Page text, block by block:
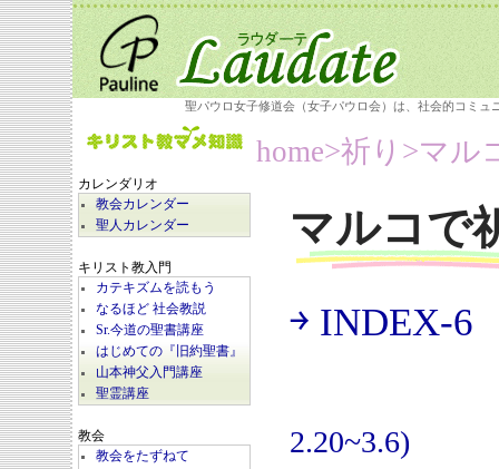
聖パウロ女子修道会（女子パウロ会）は、社会的コミ
カレンダリオ
教会カレンダー
聖人カレンダー
キリスト教入門
カテキズムを読もう
なるほど 社会教説
Sr.今道の聖書講座
はじめての『旧約聖書』
山本神父入門講座
聖霊講座
教会
教会をたずねて
home>祈り>マル
マルコで
￫ INDEX-6
2.20~3.6)